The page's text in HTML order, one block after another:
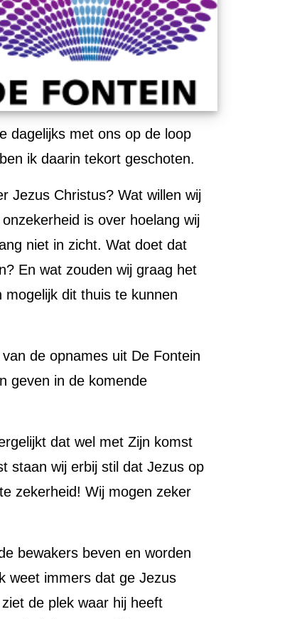
dagelijks met ons op de loop
ik daarin tekort geschoten.
Jezus Christus? Wat willen wij
is over hoelang wij
niet in zicht. Wat doet dat
En wat zouden wij graag het
dit thuis te kunnen
de opnames uit De Fontein
geven in de komende
dat wel met Zijn komst
staan wij erbij stil dat Jezus op
zekerheid! Wij mogen zeker
bewakers beven en worden
weet immers dat ge Jezus
de plek waar hij heeft